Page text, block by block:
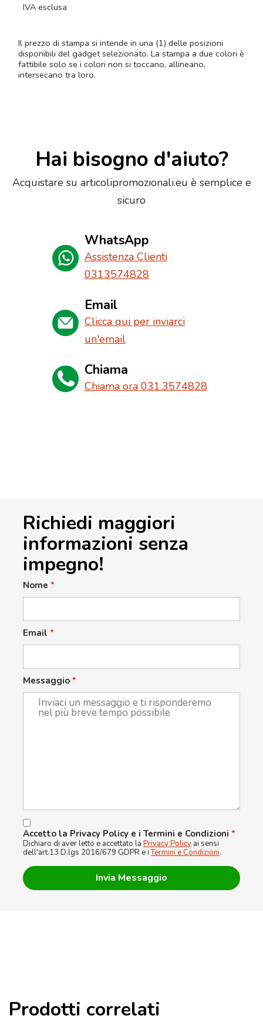
IVA esclusa
Il prezzo di stampa si intende in una (1) delle posizioni
disponibili del gadget selezionato. La stampa a due colori è
fattibile solo se i colori non si toccano, allineano,
intersecano tra loro.
Hai bisogno d'aiuto?
Acquistare su articolipromozionali.eu è semplice e
sicuro
WhatsApp
Assistenza Clienti
0313574828
Email
Clicca qui per inviarci
un'email
Chiama
Chiama ora 031.3574828
Richiedi maggiori
informazioni senza
impegno!
Nome *
Email *
Messaggio *
Accetto la Privacy Policy e i Termini e Condizioni *
Dichiaro di aver letto e accettato la Privacy Policy ai sensi
dell'art.13 D.lgs 2016/679 GDPR e iTermini e Condizioni.
Prodotti correlati